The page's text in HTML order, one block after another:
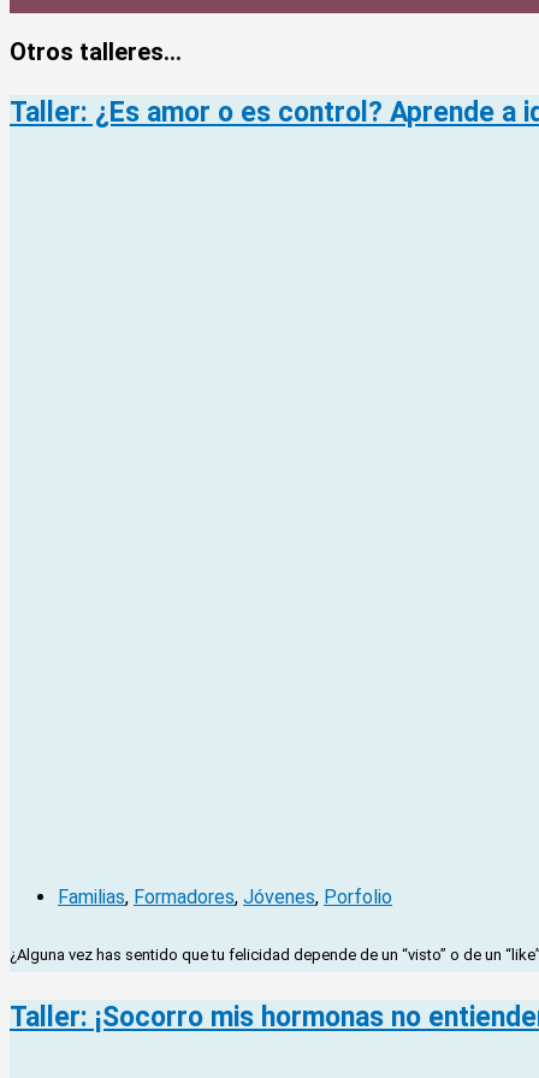
Otros talleres...
Taller: ¿Es amor o es control? Aprende a
Familias, Formadores, Jóvenes, Porfolio
¿Alguna vez has sentido que tu felicidad depende de un “visto” o de un
Taller: ¡Socorro mis hormonas no